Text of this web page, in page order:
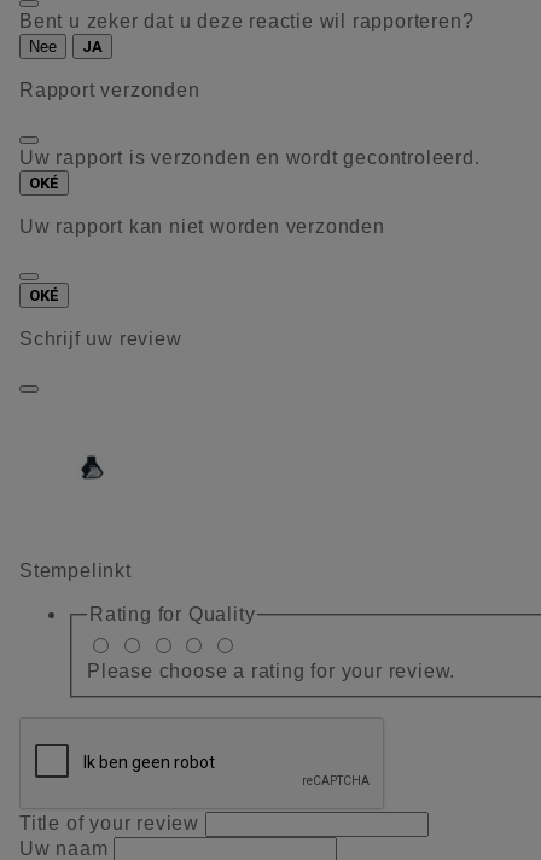
Bent u zeker dat u deze reactie wil rapporteren?
Nee JA
Rapport verzonden
Uw rapport is verzonden en wordt gecontroleerd.
OKÉ
Uw rapport kan niet worden verzonden
OKÉ
Schrijf uw review
Stempelinkt
Rating for Quality
Please choose a rating for your review.
Title of your review
Uw naam